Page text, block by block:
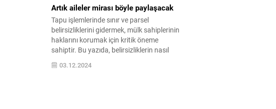
Artık aileler mirası böyle paylaşacak
Tapu işlemlerinde sınır ve parsel
belirsizliklerini gidermek, mülk sahiplerinin
haklarını korumak için kritik öneme
sahiptir. Bu yazıda, belirsizliklerin nasıl
çözüleceği ve yasal süreçler hakkında
detaylı bilgiler bulabilirsiniz.
03.12.2024